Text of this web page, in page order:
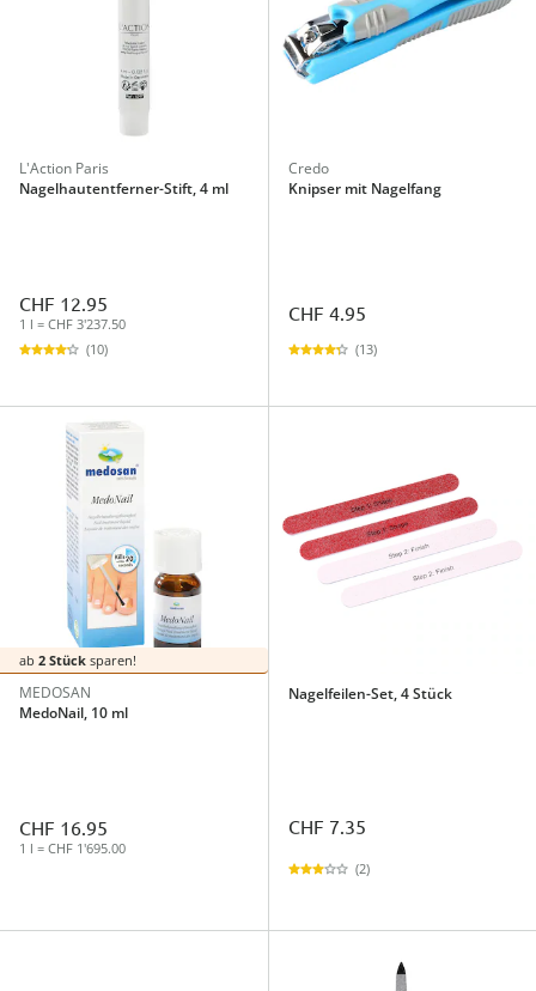
L'Action Paris
Nagelhautentferner-Stift, 4 ml
CHF 12.95
1 l = CHF 3'237.50
(10)
Credo
Knipser mit Nagelfang
CHF 4.95
(13)
ab 2 Stück sparen!
MEDOSAN
MedoNail, 10 ml
CHF 16.95
1 l = CHF 1'695.00
Nagelfeilen-Set, 4 Stück
CHF 7.35
(2)